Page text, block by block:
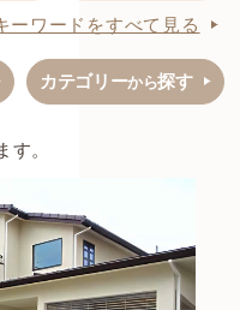
ーワードをすべて見る
カテゴリーから探す
す。